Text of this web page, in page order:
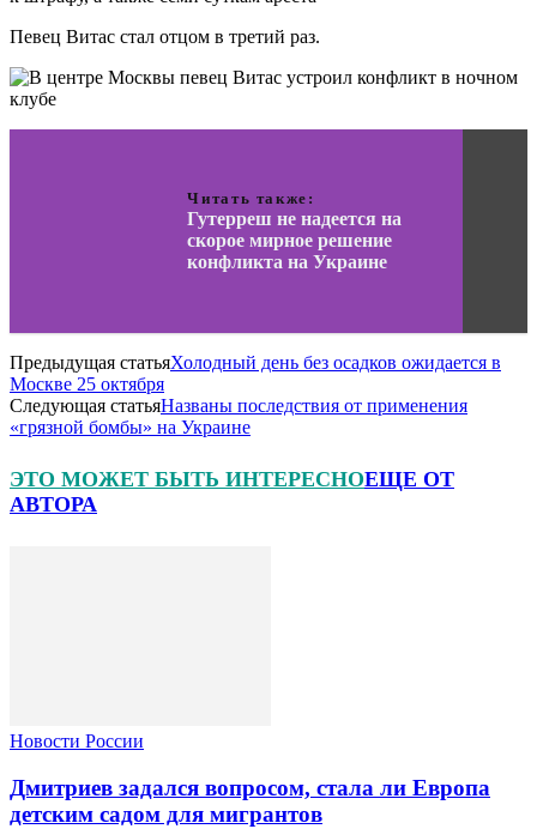
Певец Витас стал отцом в третий раз.
Читать также:
Гутерреш не надеется на
скорое мирное решение
конфликта на Украине
Предыдущая статьяХолодный день без осадков ожидается в
Москве 25 октября
Следующая статьяНазваны последствия от применения
«грязной бомбы» на Украине
ЭТО МОЖЕТ БЫТЬ ИНТЕРЕСНОЕЩЕ ОТ
АВТОРА
Новости России
Дмитриев задался вопросом, стала ли Европа
детским садом для мигрантов